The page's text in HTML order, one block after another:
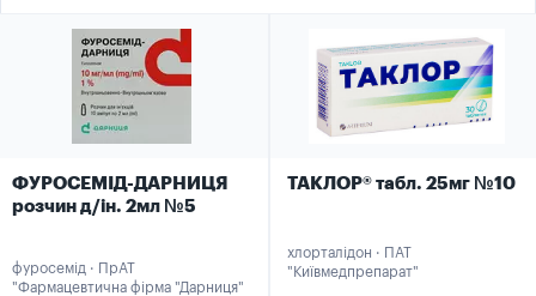
ФУРОСЕМІД-ДАРНИЦЯ
розчин д/ін. 2мл №5
фуросемід · ПрАТ
"Фармацевтична фірма "Дарниця"
ТАКЛОР® табл. 25мг №10
хлорталідон · ПАТ
"Київмедпрепарат"